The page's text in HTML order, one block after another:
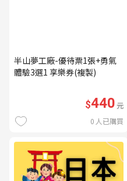
半山夢工廠-優待票1張+勇氣
體驗3選1 享樂券(複製)
$440元
0 人已購買